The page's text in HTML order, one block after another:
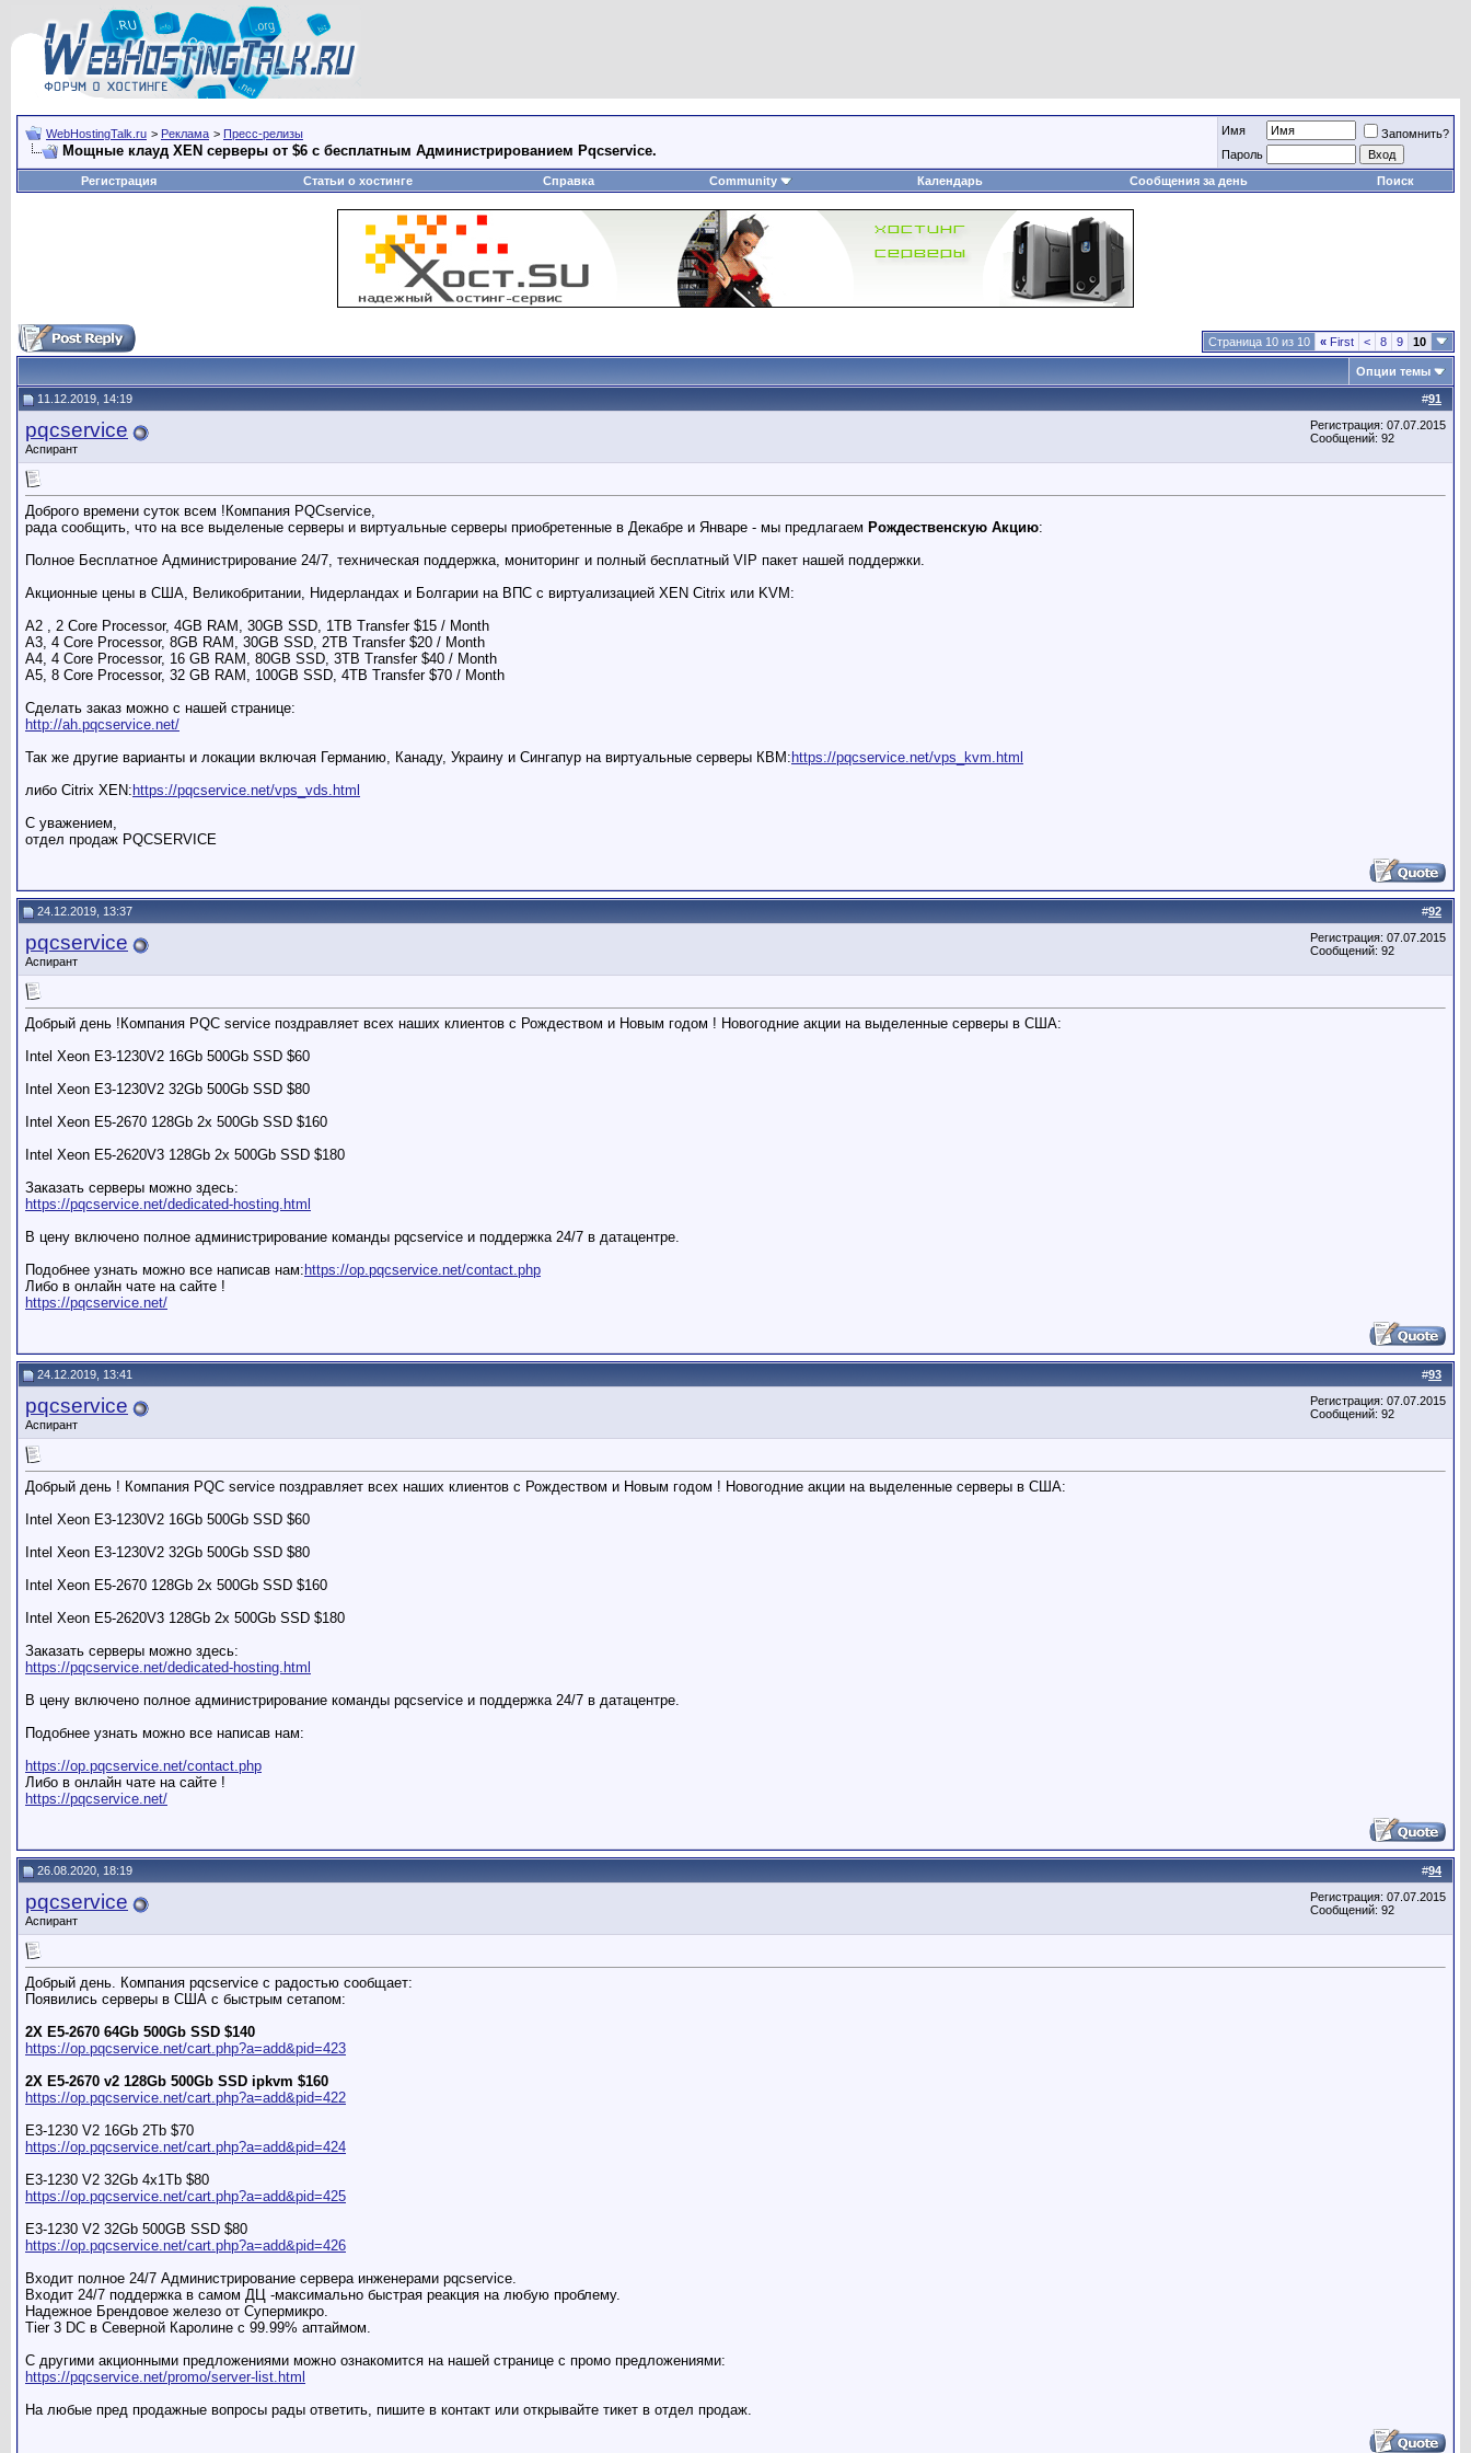
WebHostingTalk.ru > Реклама > Пресс-релизы
Мощные клауд XEN серверы от $6 с бесплатным Администрированием Pqcservice.
Имя
Запомнить?
Пароль
Регистрация
Статьи о хостинге Справка Community Календарь Сообщения за день Поиск
Страница 10 из 10 « First < 8 9 10
Опции темы
#91
11.12.2019, 14:19
pqcservice
Аспирант
Регистрация: 07.07.2015
Сообщений: 92
Доброго времени суток всем !Компания PQCservice,
рада сообщить, что на все выделеные серверы и виртуальные серверы приобретенные в Декабре и Январе - мы предлагаем Рождественскую Акцию:
Полное Бесплатное Администрирование 24/7, техническая поддержка, мониторинг и полный бесплатный VIP пакет нашей поддержки.
Акционные цены в США, Великобритании, Нидерландах и Болгарии на ВПС с виртуализацией XEN Citrix или KVM:
A2 , 2 Core Processor, 4GB RAM, 30GB SSD, 1TB Transfer $15 / Month
A3, 4 Core Processor, 8GB RAM, 30GB SSD, 2TB Transfer $20 / Month
A4, 4 Core Processor, 16 GB RAM, 80GB SSD, 3TB Transfer $40 / Month
A5, 8 Core Processor, 32 GB RAM, 100GB SSD, 4TB Transfer $70 / Month
Сделать заказ можно с нашей странице:
http://ah.pqcservice.net/
Так же другие варианты и локации включая Германию, Канаду, Украину и Сингапур на виртуальные серверы КВМ: https://pqcservice.net/vps_kvm.html
либо Citrix XEN: https://pqcservice.net/vps_vds.html
С уважением,
отдел продаж PQCSERVICE
#92
24.12.2019, 13:37
pqcservice
Аспирант
Регистрация: 07.07.2015
Сообщений: 92
Добрый день !Компания PQC service поздравляет всех наших клиентов с Рождеством и Новым годом ! Новогодние акции на выделенные серверы в США:
Intel Xeon E3-1230V2 16Gb 500Gb SSD $60
Intel Xeon E3-1230V2 32Gb 500Gb SSD $80
Intel Xeon E5-2670 128Gb 2x 500Gb SSD $160
Intel Xeon E5-2620V3 128Gb 2x 500Gb SSD $180
Заказать серверы можно здесь:
https://pqcservice.net/dedicated-hosting.html
В цену включено полное администрирование команды pqcservice и поддержка 24/7 в датацентре.
Подобнее узнать можно все написав нам: https://op.pqcservice.net/contact.php
Либо в онлайн чате на сайте !
https://pqcservice.net/
#93
24.12.2019, 13:41
pqcservice
Аспирант
Регистрация: 07.07.2015
Сообщений: 92
Добрый день ! Компания PQC service поздравляет всех наших клиентов с Рождеством и Новым годом ! Новогодние акции на выделенные серверы в США:
Intel Xeon E3-1230V2 16Gb 500Gb SSD $60
Intel Xeon E3-1230V2 32Gb 500Gb SSD $80
Intel Xeon E5-2670 128Gb 2x 500Gb SSD $160
Intel Xeon E5-2620V3 128Gb 2x 500Gb SSD $180
Заказать серверы можно здесь:
https://pqcservice.net/dedicated-hosting.html
В цену включено полное администрирование команды pqcservice и поддержка 24/7 в датацентре.
Подобнее узнать можно все написав нам:
https://op.pqcservice.net/contact.php
Либо в онлайн чате на сайте !
https://pqcservice.net/
#94
26.08.2020, 18:19
pqcservice
Аспирант
Регистрация: 07.07.2015
Сообщений: 92
Добрый день. Компания pqcservice c радостью сообщает:
Появились серверы в США с быстрым сетапом:
2X E5-2670 64Gb 500Gb SSD $140
https://op.pqcservice.net/cart.php?a=add&pid=423
2X E5-2670 v2 128Gb 500Gb SSD ipkvm $160
https://op.pqcservice.net/cart.php?a=add&pid=422
E3-1230 V2 16Gb 2Tb $70
https://op.pqcservice.net/cart.php?a=add&pid=424
E3-1230 V2 32Gb 4x1Tb $80
https://op.pqcservice.net/cart.php?a=add&pid=425
E3-1230 V2 32Gb 500GB SSD $80
https://op.pqcservice.net/cart.php?a=add&pid=426
Входит полное 24/7 Администрирование сервера инженерами pqcservice.
Входит 24/7 поддержка в самом ДЦ -максимально быстрая реакция на любую проблему.
Надежное Брендовое железо от Cупермикро.
Tier 3 DC в Северной Каролине с 99.99% аптаймом.
С другими акционными предложениями можно ознакомится на нашей странице с промо предложениями:
https://pqcservice.net/promo/server-list.html
На любые пред продажные вопросы рады ответить, пишите в контакт или открывайте тикет в отдел продаж.